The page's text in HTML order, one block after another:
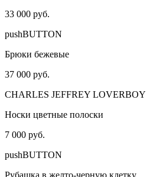
33 000 руб.
pushBUTTON
Брюки бежевые
37 000 руб.
CHARLES JEFFREY LOVERBOY
Носки цветные полоски
7 000 руб.
pushBUTTON